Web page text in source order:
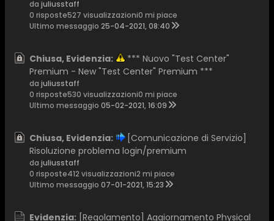
da juliusstaff
0 risposte527 visualizzazioni0 mi piace
Ultimo messaggio 25-04-2021, 08:40
Chiusa, Evidenzia:
*** Nuovo "Test Center"
Premium - New "Test Center" Premium ***
da juliusstaff
0 risposte530 visualizzazioni0 mi piace
Ultimo messaggio 05-02-2021, 16:09
Chiusa, Evidenzia:
[Comunicazione di Servizio]
Risoluzione problema login/premium
da juliusstaff
0 risposte412 visualizzazioni2 mi piace
Ultimo messaggio 07-01-2021, 15:23
Evidenzia: [Regolamento] Aggiornamento Physical